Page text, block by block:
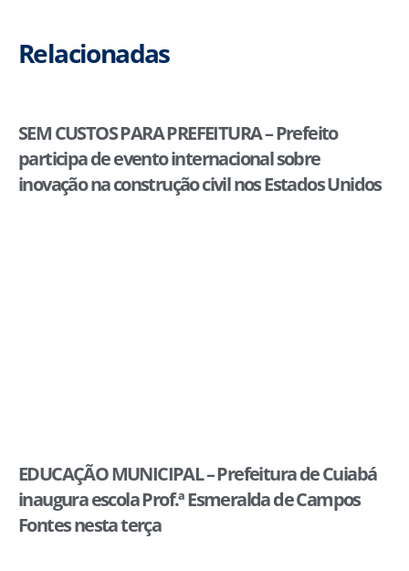
Relacionadas
SEM CUSTOS PARA PREFEITURA – Prefeito
participa de evento internacional sobre
inovação na construção civil nos Estados Unidos
EDUCAÇÃO MUNICIPAL – Prefeitura de Cuiabá
inaugura escola Prof.ª Esmeralda de Campos
Fontes nesta terça